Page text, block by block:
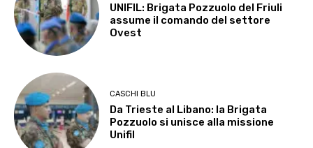
UNIFIL: Brigata Pozzuolo del Friuli
assume il comando del settore
Ovest
CASCHI BLU
Da Trieste al Libano: la Brigata
Pozzuolo si unisce alla missione
Unifil